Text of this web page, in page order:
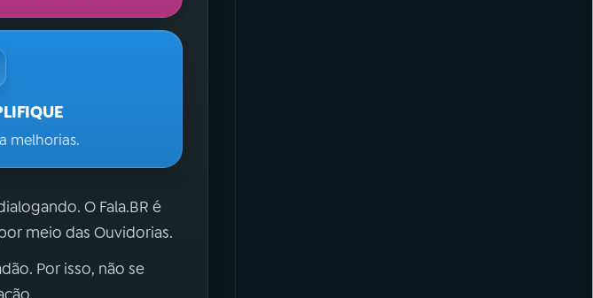
melhorias.
O Fala.BR é
meio das Ouvidorias.
Por isso, não se